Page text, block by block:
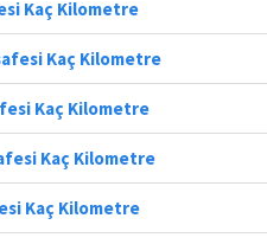
Kaç Kilometre
Kaç Kilometre
Kaç Kilometre
Kaç Kilometre
Kaç Kilometre